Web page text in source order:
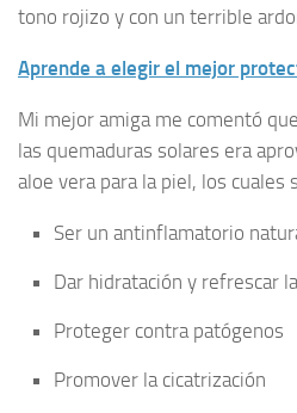
tono rojizo y con un terrible
Aprende a elegir el mejor
Mi mejor amiga me comentó
las quemaduras solares era
aloe vera para la piel, los cuales
Ser un antinflamatorio
Dar hidratación y refrescar
Proteger contra patógenos
Promover la cicatrización